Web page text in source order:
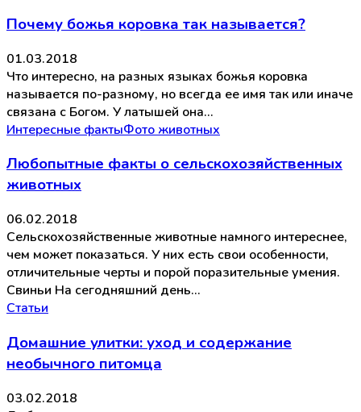
Почему божья коровка так называется?
01.03.2018
Что интересно, на разных языках божья коровка
называется по-разному, но всегда ее имя так или иначе
связана с Богом. У латышей она…
Интересные фактыФото животных
Любопытные факты о сельскохозяйственных
животных
06.02.2018
Сельскохозяйственные животные намного интереснее,
чем может показаться. У них есть свои особенности,
отличительные черты и порой поразительные умения.
Свиньи На сегодняшний день…
Статьи
Домашние улитки: уход и содержание
необычного питомца
03.02.2018